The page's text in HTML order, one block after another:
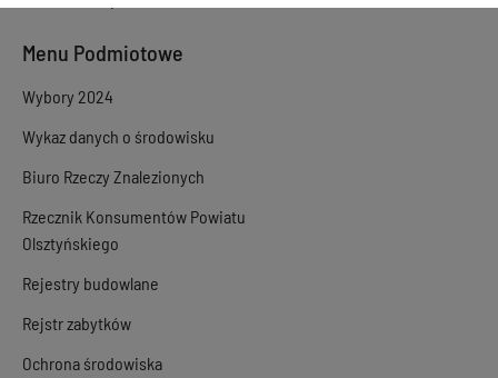
Menu Podmiotowe
Wybory 2024
Wykaz danych o środowisku
Biuro Rzeczy Znalezionych
Rzecznik Konsumentów Powiatu
Olsztyńskiego
Rejestry budowlane
Rejstr zabytków
Ochrona środowiska